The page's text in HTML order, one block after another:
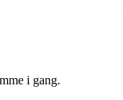
i gang.